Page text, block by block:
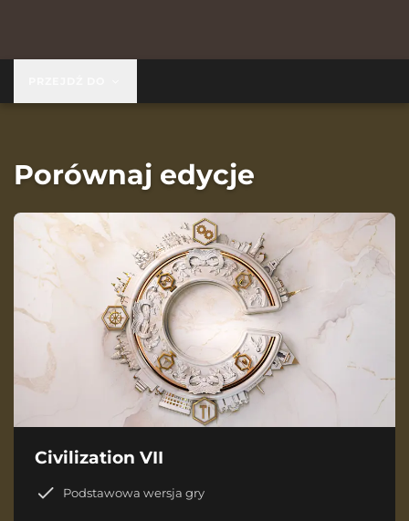
Porównaj edycje
Civilization VII
Podstawowa wersja gry